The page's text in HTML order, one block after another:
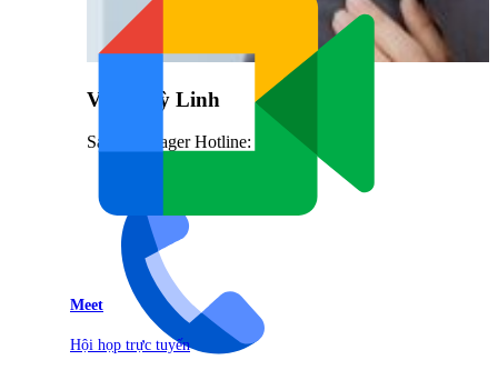
Vũ Thuỳ Linh
Sales Manager Hotline: 0842.999.666
Meet
Hội họp trực tuyến